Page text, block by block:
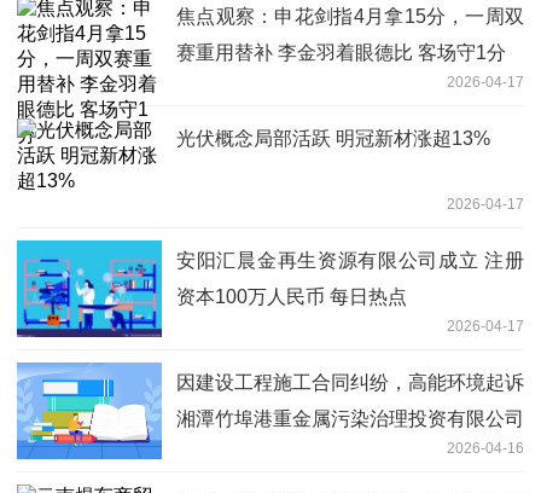
焦点观察：申花剑指4月拿15分，一周双
赛重用替补 李金羽着眼德比 客场守1分
2026-04-17
光伏概念局部活跃 明冠新材涨超13%
2026-04-17
安阳汇晨金再生资源有限公司成立 注册
资本100万人民币 每日热点
2026-04-17
因建设工程施工合同纠纷，高能环境起诉
湘潭竹埠港重金属污染治理投资有限公司
2026-04-16